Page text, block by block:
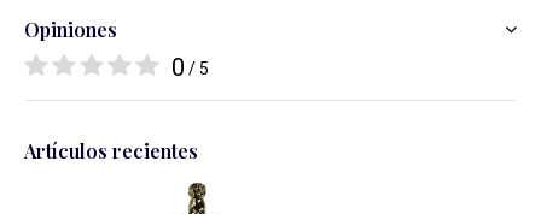
Opiniones
0 / 5
Artículos recientes